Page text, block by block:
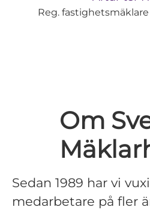
Reg.
Om
Sedan 1989 har vi
medarbetare på fler